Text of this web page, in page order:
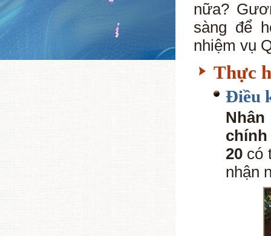
nữa?
sàng để
nhiệm vụ
Thực
Điều
Nhân
20 có
nhận